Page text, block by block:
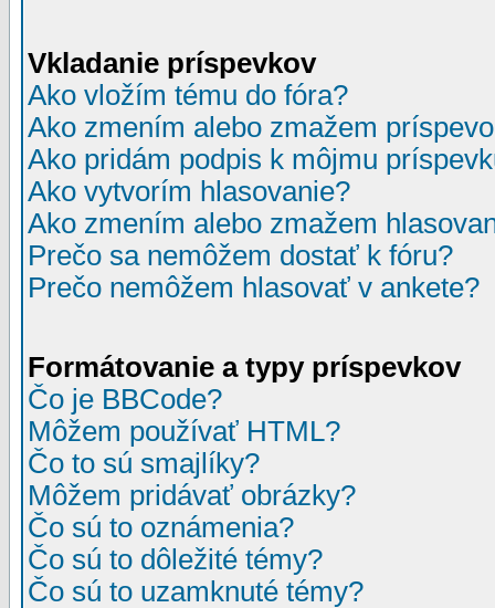
Vkladanie príspevkov
Ako vložím tému do fóra?
Ako zmením alebo zmažem
Ako pridám podpis k môjmu
Ako vytvorím hlasovanie?
Ako zmením alebo zmažem
Prečo sa nemôžem dostať k fóru?
Prečo nemôžem hlasovať v ankete?
Formátovanie a typy príspevkov
Čo je BBCode?
Môžem používať HTML?
Čo to sú smajlíky?
Môžem pridávať obrázky?
Čo sú to oznámenia?
Čo sú to dôležité témy?
Čo sú to uzamknuté témy?